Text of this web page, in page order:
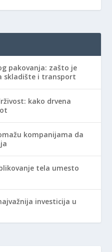
pakovanja: zašto je
skladište i transport
kako drvena
kompanijama da
tela umesto
investicija u